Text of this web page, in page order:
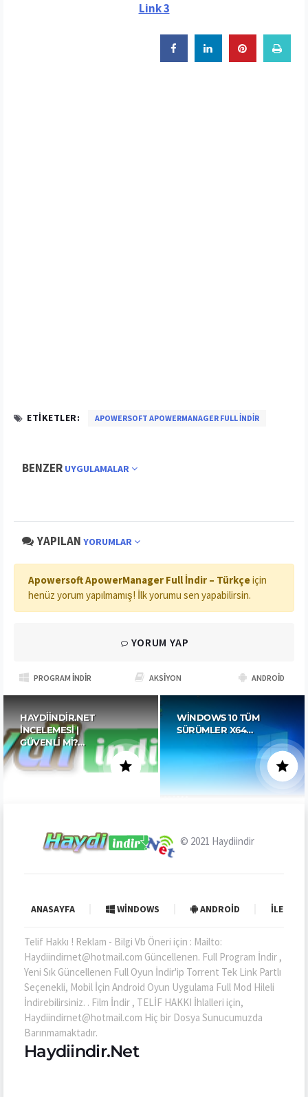
PROGRAM İNDIR AKSIYON ANDROID
HAYDIINDIR.NET
İNCELEMESI |
GÜVENLI MI?…
WINDOWS 10 TÜM
SÜRÜMLER X64…
Link 3
ETIKETLER: APOWERSOFT APOWERMANAGER FULL İNDIR
BENZER UYGULAMALAR
YAPILAN YORUMLAR
Apowersoft ApowerManager Full İndir – Türkçeiçin
henüz yorum yapılmamış! İlk yorumu sen yapabilirsin.
YORUM YAP
© 2021 Haydiindir
ANASAYFA WINDOWS ANDROID İLETIŞIM
Telif Hakkı ! Reklam - Bilgi Vb Öneri için : Mailto:
Haydiindirnet@hotmail.com Güncellenen. Full Program İndir ,
Yeni Sık Güncellenen Full Oyun İndir'ip Torrent Tek Link Partlı
Seçenekli, Mobil İçin Android Oyun Uygulama Full Mod Hileli
İndirebilirsiniz. . Film İndir , TELİF HAKKI İhlalleri için,
Haydiindirnet@hotmail.com Hiç bir Dosya Sunucumuzda
Barınmamaktadır.
Haydiindir.Net